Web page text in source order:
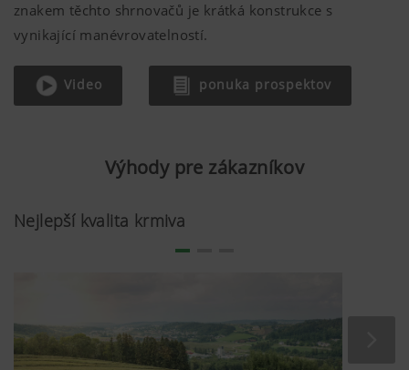
znakem těchto shrnovačů je krátká konstrukce s
vynikající manévrovatelností.
Video ponuka prospektov
Výhody pre zákazníkov
Nejlepší kvalita krmiva